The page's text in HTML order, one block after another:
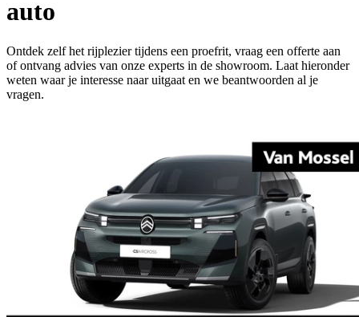
auto
Ontdek zelf het rijplezier tijdens een proefrit, vraag een offerte aan
of ontvang advies van onze experts in de showroom. Laat hieronder
weten waar je interesse naar uitgaat en we beantwoorden al je
vragen.